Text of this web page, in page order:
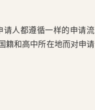
请人都遵循一样的申请流
籍和高中所在地而对申请